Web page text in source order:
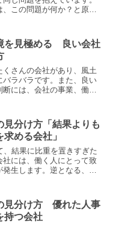
、この問題が何か？と原因
を見極める 良い会社
くさんの会社があり、風土
バラバラです。また、良い
断には、会社の事業、働く
さまざまな観点から紹介し
見分け方「結果よりも
める会社」
、結果に比重を置きすぎた
社には、働く人にとって致
発生します。逆となる、ち
かりやすく解説します。
見分け方 優れた人事
持つ会社